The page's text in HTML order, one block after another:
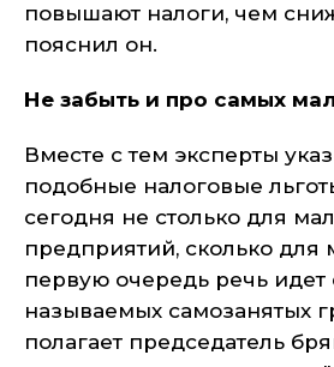
повышают налоги, чем
пояснил он.
Не забыть и про самых
Вместе с тем эксперты
подобные налоговые
сегодня не столько для
предприятий, сколько для
первую очередь речь идет
называемых самозанятых
полагает председатель